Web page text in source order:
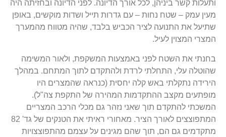
ותעלות קשר ביניהן, לכל אורך הדיונה. לפני הדיונה ובחזיתה היה
מעין עמק – שטח נחות – עם גדרות תייל ושדות מוקשים, באופן
שתיעל את התנועה לציר הכביש בלבד, שהיה מטווח מהמערך
המצרי המצוין לעיל.
בחנתי את השטח לפני באמצעות המשקפת, ולאור המשימה
שהוטלה עלי, התחלתי לרדת ולהתקדם לתוך המתחם. במהלך
הירידה נתקלתי באש קלה יחסית (כנראה שהמצרים היו
מופתעים מקצב ההתקדמות המהירה של התקפת צה"ל).
המשכתי להתקדם תוך שאני נזהר גם מכלי הרכב המצריים
המתפוצצים לאורך הציר. מאחורי ראיתי את הטנקים של גד' 82
מתקדמים גם הם, תוך שהם מגינים על עצמם מהתפוצצויות